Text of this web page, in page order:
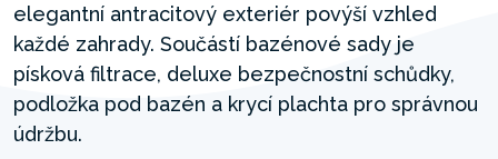
elegantní antracitový exteriér povýší vzhled
každé zahrady. Součástí bazénové sady je
písková filtrace, deluxe bezpečnostní schůdky,
podložka pod bazén a krycí plachta pro správnou
údržbu.